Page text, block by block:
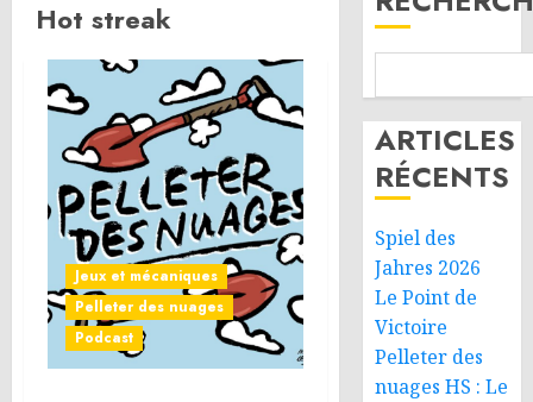
Hot streak
Jeux et mécaniques
Pelleter des nuages
Podcast
ARTICLES
RÉCENTS
Spiel des
Jahres 2026
Le Point de
Victoire
Pelleter des
nuages HS : Le